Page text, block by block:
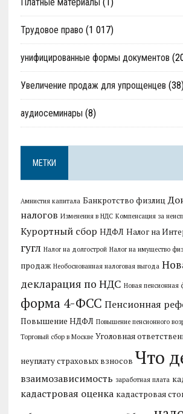
Трудовое право (1 017)
унифицированные формы документов
Увеличение продаж для упрощенцев (38)
аудиосеминары (8)
МЕТКИ
Амнистия капитала Банкротство физлиц
налогов Изменения в НДС Компенсация за
Курортный сбор НДФЛ Налог на
гугл Налог на долгострой Налог на имущество
продаж Необоснованная налоговая выгода
декларация по НДС Новая пенсионная
форма 4-ФСС Пенсионная
Повышение НДФЛ Повышение пенсионного
Торговый сбор в Москве Уголовная
неуплату страховых взносов Что
взаимозависимость заработная плата
кадастровая оценка кадастровая